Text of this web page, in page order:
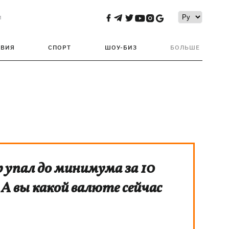
СПОРТ ШОУ-БИЗ БОЛЬШЕ
до минимума за 10
вы какой валюте сейчас